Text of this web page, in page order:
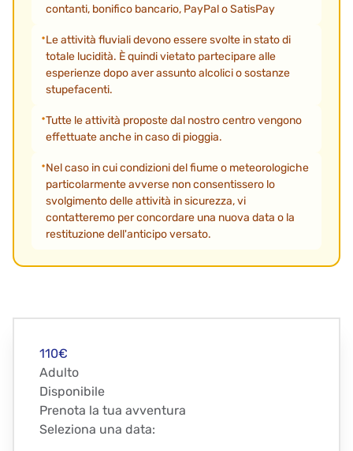
contanti, bonifico bancario, PayPal o SatisPay
Le attività fluviali devono essere svolte in stato di
totale lucidità. È quindi vietato partecipare alle
esperienze dopo aver assunto alcolici o sostanze
stupefacenti.
Tutte le attività proposte dal nostro centro vengono
effettuate anche in caso di pioggia.
Nel caso in cui condizioni del fiume o meteorologiche
particolarmente avverse non consentissero lo
svolgimento delle attività in sicurezza, vi
contatteremo per concordare una nuova data o la
restituzione dell'anticipo versato.
110€
Adulto
Disponibile
Prenota la tua avventura
Seleziona una data: